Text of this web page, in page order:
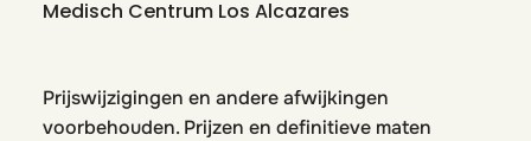
Medisch Centrum Los Alcazares
Prijswijzigingen en andere afwijkingen
voorbehouden. Prijzen en definitieve maten